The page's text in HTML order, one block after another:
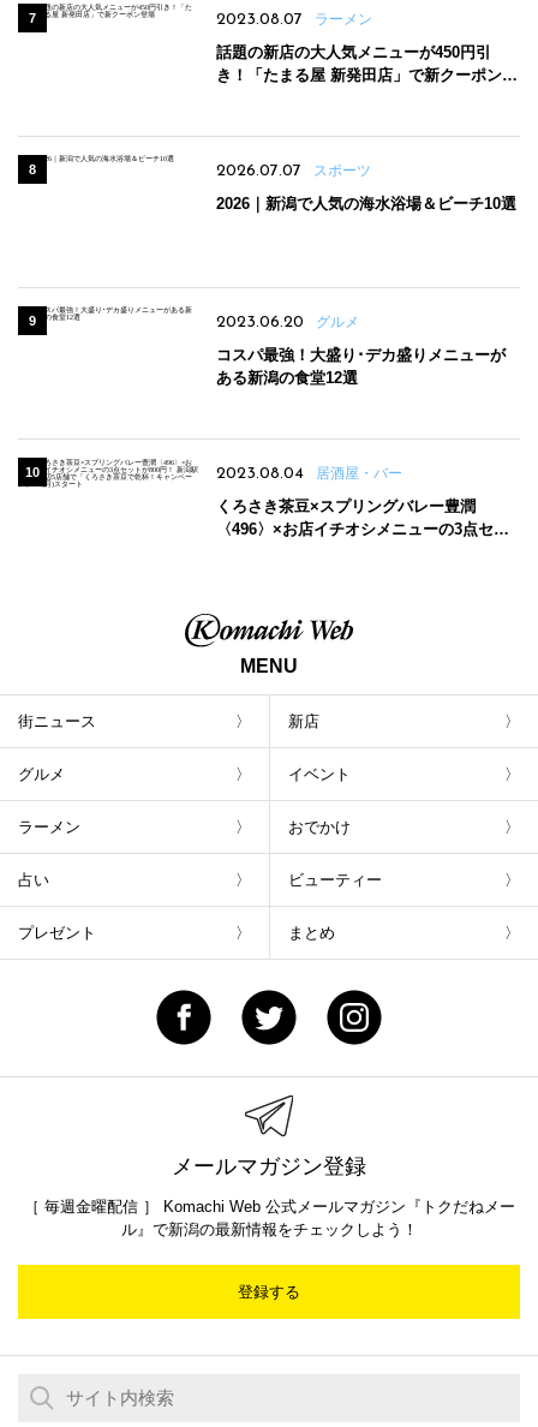
2023.08.07 ラーメン
話題の新店の大人気メニューが450円引
き！「たまる屋 新発田店」で新クーポン登
2026.07.07 スポーツ
2026｜新潟で人気の海水浴場＆ビーチ10選
2023.06.20 グルメ
コスパ最強！大盛り･デカ盛りメニューが
ある新潟の食堂12選
2023.08.04 居酒屋・バー
くろさき茶豆×スプリングバレー豊潤
〈496〉×お店イチオシメニューの3点セッ
MENU
街ニュース 新店
グルメ イベント
ラーメン おでかけ
占い ビューティー
プレゼント まとめ
メールマガジン登録
［ 毎週金曜配信 ］ Komachi Web 公式メールマガジン『トクだねメー
ル』で新潟の最新情報をチェックしよう！
登録する